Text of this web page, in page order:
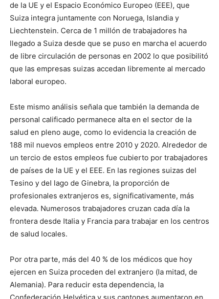
de la UE y el Espacio Económico Europeo (EEE), que
Suiza integra juntamente con Noruega, Islandia y
Liechtenstein. Cerca de 1 millón de trabajadores ha
llegado a Suiza desde que se puso en marcha el acuerdo
de libre circulación de personas en 2002 lo que posibilitó
que las empresas suizas accedan libremente al mercado
laboral europeo.
Este mismo análisis señala que también la demanda de
personal calificado permanece alta en el sector de la
salud en pleno auge, como lo evidencia la creación de
188 mil nuevos empleos entre 2010 y 2020. Alrededor de
un tercio de estos empleos fue cubierto por trabajadores
de países de la UE y el EEE. En las regiones suizas del
Tesino y del lago de Ginebra, la proporción de
profesionales extranjeros es, significativamente, más
elevada. Numerosos trabajadores cruzan cada día la
frontera desde Italia y Francia para trabajar en los centros
de salud locales.
Por otra parte, más del 40 % de los médicos que hoy
ejercen en Suiza proceden del extranjero (la mitad, de
Alemania). Para reducir esta dependencia, la